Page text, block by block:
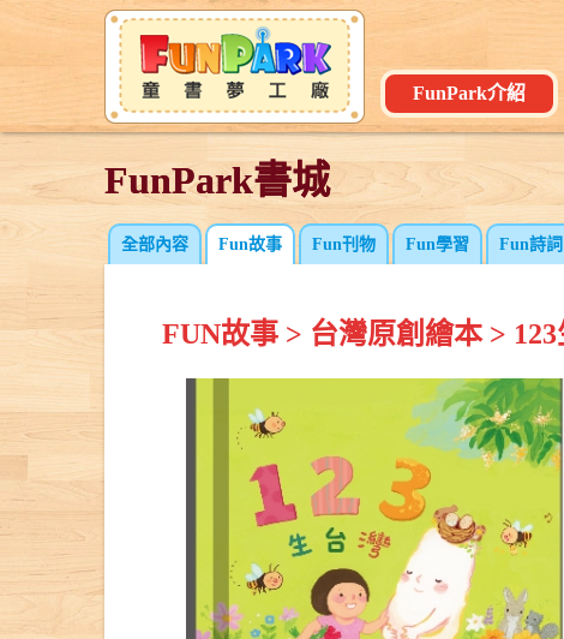
FunPark介紹
FunPark書城
FunPark書城
全部內容 Fun故事 Fun刊物 Fun學習 Fun詩詞
FUN故事> 台灣原創繪本>